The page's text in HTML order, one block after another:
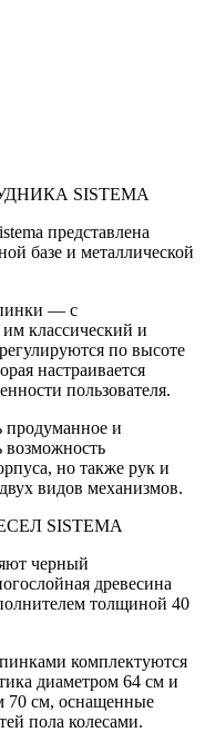
SISTEMA
представлена
базе и металлической
— с
классический и
по высоте
настраивается
пользователя.
продуманное и
возможность
но также рук и
видов механизмов.
SISTEMA
черный
древесина
толщиной 40
комплектуются
диаметром 64 см и
70 см, оснащенные
пола колесами.